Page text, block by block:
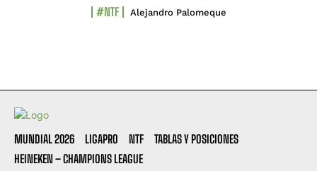
#NTF Alejandro Palomeque
MUNDIAL 2026 LIGAPRO NTF
TABLAS Y POSICIONES
HEINEKEN – CHAMPIONS LEAGUE